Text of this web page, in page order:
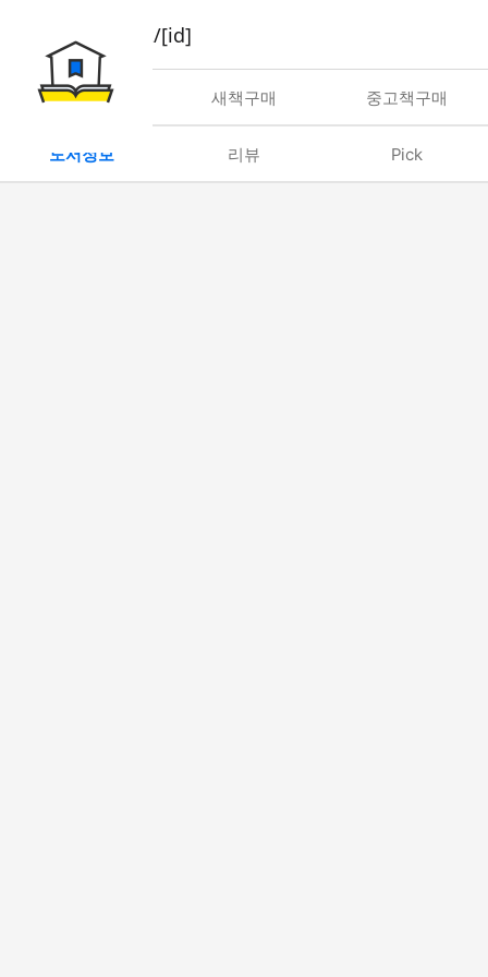
book/rent/[id]
대여 새책구매 중고책구매
도서정보 리뷰 Pick